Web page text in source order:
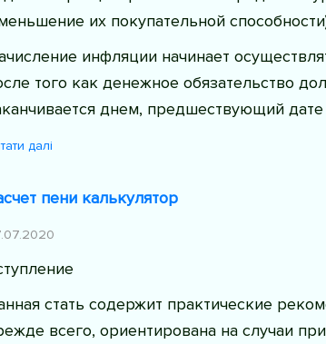
их покупательной
инфляции начинает
того как денежное обязательство
днем, предшествующий
далі
пени калькулятор
стать содержит практические
всего, ориентирована на случаи